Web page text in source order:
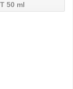
50 ml